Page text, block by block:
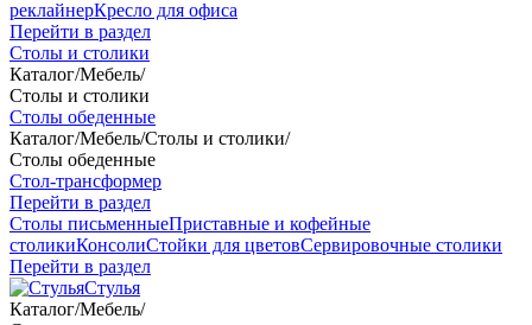
реклайнерКресло для офиса
Перейти в раздел
Столы и столики
Каталог/Мебель/
Столы и столики
Столы обеденные
Каталог/Мебель/Столы и столики/
Столы обеденные
Стол-трансформер
Перейти в раздел
Столы письменныеПриставные и кофейные
столикиКонсолиСтойки для цветовСервировочные столики
Перейти в раздел
Стулья
Каталог/Мебель/